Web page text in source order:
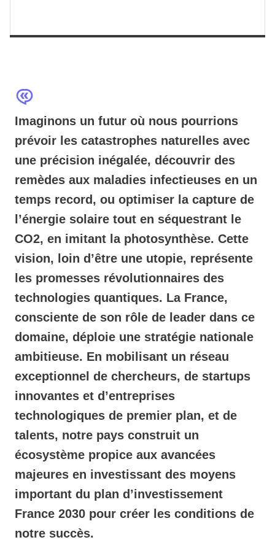
Imaginons un futur où nous pourrions
prévoir les catastrophes naturelles avec
une précision inégalée, découvrir des
remèdes aux maladies infectieuses en un
temps record, ou optimiser la capture de
l’énergie solaire tout en séquestrant le
CO2, en imitant la photosynthèse. Cette
vision, loin d’être une utopie, représente
les promesses révolutionnaires des
technologies quantiques. La France,
consciente de son rôle de leader dans ce
domaine, déploie une stratégie nationale
ambitieuse. En mobilisant un réseau
exceptionnel de chercheurs, de startups
innovantes et d’entreprises
technologiques de premier plan, et de
talents, notre pays construit un
écosystème propice aux avancées
majeures en investissant des moyens
important du plan d’investissement
France 2030 pour créer les conditions de
notre succès.